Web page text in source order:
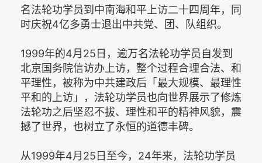
名法轮功学员到中南海和平上访二十四周年，同
时庆祝4亿多勇士退出中共党、团、队组织。
1999年的4月25日，逾万名法轮功学员自发到
北京国务院信访办上访，整个过程合理合法、和
平理性，被称为中共建政后「最大规模、最理性
平和的上访」，法轮功学员也向世界展示了修炼
法轮功之后坚忍不拔、理性和平的精神风貌，震
撼了世界，也树立了永恒的道德丰碑。
从1999年4月25日至今，24年来，法轮功学员